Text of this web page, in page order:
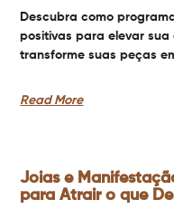
Descubra como
positivas para elevar sua
transforme suas peças
Read More
Joias e
para Atrair o que